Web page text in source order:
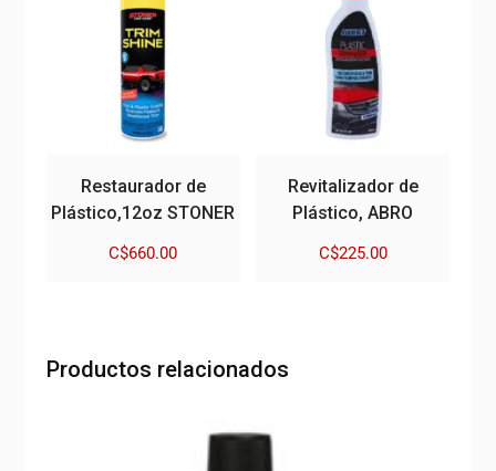
Restaurador de
Plástico,12oz STONER
C$660.00
Revitalizador de
Plástico, ABRO
C$225.00
Productos relacionados